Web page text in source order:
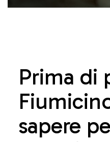
Prima di
sapere